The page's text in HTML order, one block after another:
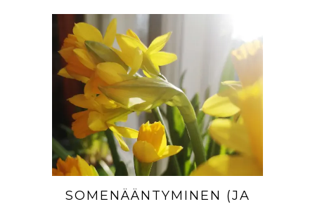
SOMENÄÄNTYMINEN (JA